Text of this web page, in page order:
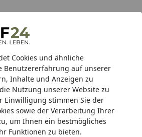
Cookies und ähnliche
Benutzererfahrung auf unserer
Inhalte und Anzeigen zu
Nutzung unserer Website zu
Einwilligung stimmen Sie der
sowie der Verarbeitung Ihrer
um Ihnen ein bestmögliches
Funktionen zu bieten.
Store
Hotline
Sandfilteranlage & Pool-
bis 468,99€)